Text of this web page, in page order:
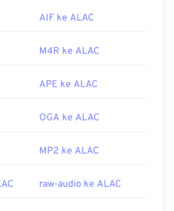
itu, pasang codec
WEBM.
dlpage/webmmf/
AIF ke ALAC
M4R ke ALAC
APE ke ALAC
OGA ke ALAC
MP2 ke ALAC
raw-audio ke ALAC